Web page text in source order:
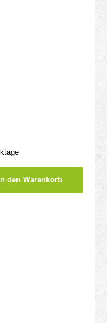
In den Warenkorb